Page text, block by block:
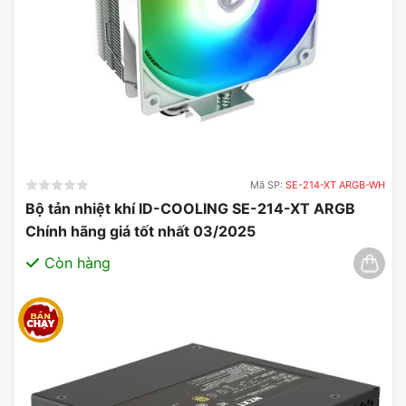
thiết kế để đẩy giới hạn hiệu suất GPU trong ngay
cả những trò chơi PC có yêu cầu đồ họa cao nhất.
Được làm bằng các lớp composite bao gồm lớp vỏ
dày hơn và bấc có rãnh với chất lỏng hoạt động
đa kênh, mỗi ống dẫn nhiệt truyền nhiệt hiệu quả
hơn.
Mã SP: SE-214-XT ARGB-WH
Bộ tản nhiệt khí ID-COOLING SE-214-XT ARGB
Chính hãng giá tốt nhất 03/2025
Còn hàng